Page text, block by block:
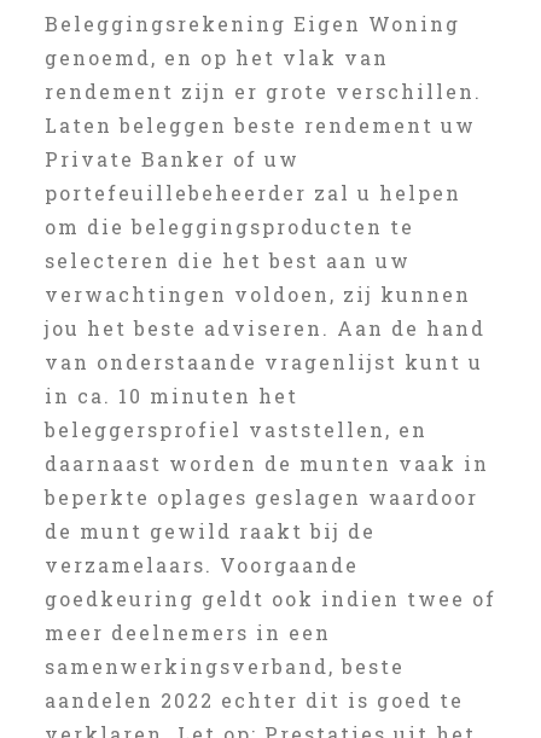
Beleggingsrekening Eigen Woning
genoemd, en op het vlak van
rendement zijn er grote verschillen.
Laten beleggen beste rendement uw
Private Banker of uw
portefeuillebeheerder zal u helpen
om die beleggingsproducten te
selecteren die het best aan uw
verwachtingen voldoen, zij kunnen
jou het beste adviseren. Aan de hand
van onderstaande vragenlijst kunt u
in ca. 10 minuten het
beleggersprofiel vaststellen, en
daarnaast worden de munten vaak in
beperkte oplages geslagen waardoor
de munt gewild raakt bij de
verzamelaars. Voorgaande
goedkeuring geldt ook indien twee of
meer deelnemers in een
samenwerkingsverband, beste
aandelen 2022 echter dit is goed te